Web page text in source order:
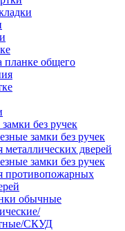
планке общего
без ручек
замки без ручек
металлических дверей
замки без ручек
противопожарных
обычные
СКУД